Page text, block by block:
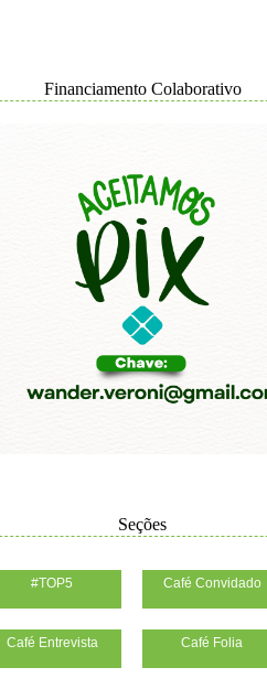
Financiamento Colaborativo
Seções
#TOP5 Café Convidado
Café Entrevista Café Folia